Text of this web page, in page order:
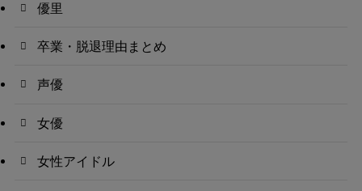
優里
卒業・脱退理由まとめ
声優
女優
女性アイドル